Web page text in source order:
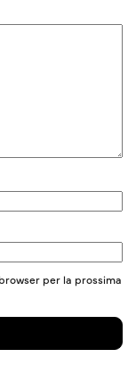
per la prossima